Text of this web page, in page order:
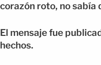
corazón roto, no sabía
El mensaje fue
hechos.